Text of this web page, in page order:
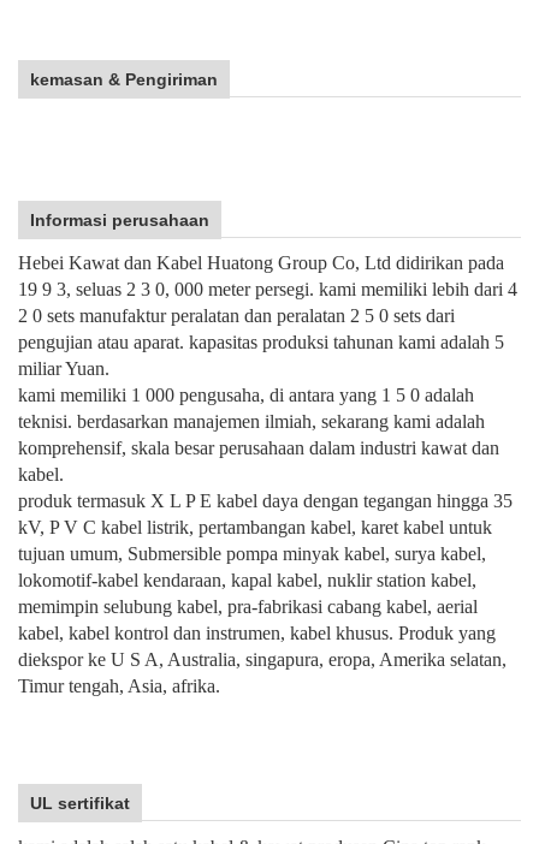
kemasan & Pengiriman
Informasi perusahaan
Hebei Kawat dan Kabel Huatong Group Co, Ltd didirikan pada
19 9 3, seluas 2 3 0, 000 meter persegi. kami memiliki lebih dari 4
2 0 sets manufaktur peralatan dan peralatan 2 5 0 sets dari
pengujian atau aparat. kapasitas produksi tahunan kami adalah 5
miliar Yuan.
kami memiliki 1 000 pengusaha, di antara yang 1 5 0 adalah
teknisi. berdasarkan manajemen ilmiah, sekarang kami adalah
komprehensif, skala besar perusahaan dalam industri kawat dan
kabel.
produk termasuk X L P E kabel daya dengan tegangan hingga 35
kV, P V C kabel listrik, pertambangan kabel, karet kabel untuk
tujuan umum, Submersible pompa minyak kabel, surya kabel,
lokomotif-kabel kendaraan, kapal kabel, nuklir station kabel,
memimpin selubung kabel, pra-fabrikasi cabang kabel, aerial
kabel, kabel kontrol dan instrumen, kabel khusus. Produk yang
diekspor ke U S A, Australia, singapura, eropa, Amerika selatan,
Timur tengah, Asia, afrika.
UL sertifikat